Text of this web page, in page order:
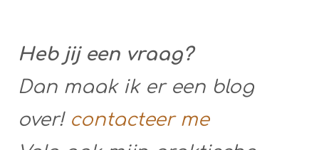
Heb jij een vraag?
Dan maak ik er een blog
over! contacteer me